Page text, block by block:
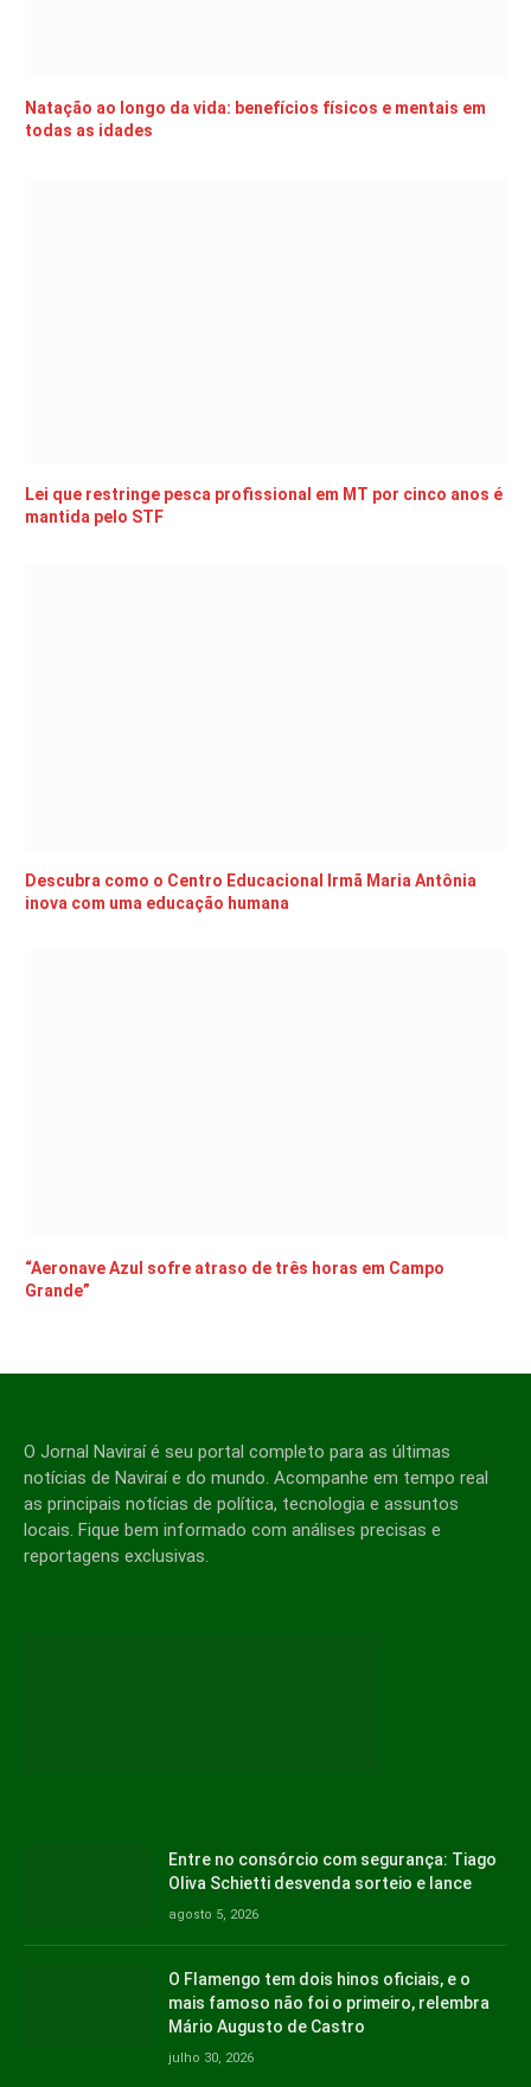
Natação ao longo da vida: benefícios físicos e mentais em
todas as idades
Lei que restringe pesca profissional em MT por cinco anos é
mantida pelo STF
Descubra como o Centro Educacional Irmã Maria Antônia
inova com uma educação humana
“Aeronave Azul sofre atraso de três horas em Campo
Grande”
O Jornal Naviraí é seu portal completo para as últimas
notícias de Naviraí e do mundo. Acompanhe em tempo real
as principais notícias de política, tecnologia e assuntos
locais. Fique bem informado com análises precisas e
reportagens exclusivas.
Entre no consórcio com segurança: Tiago
Oliva Schietti desvenda sorteio e lance
agosto 5, 2026
O Flamengo tem dois hinos oficiais, e o
mais famoso não foi o primeiro, relembra
Mário Augusto de Castro
julho 30, 2026